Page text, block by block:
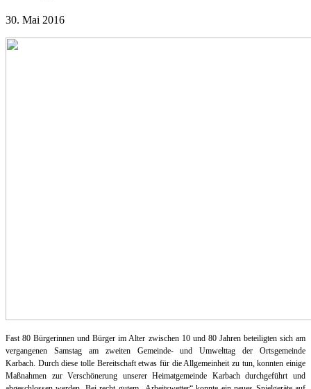
30. Mai 2016
Fast 80 Bürgerinnen und Bürger im Alter zwischen 10 und 80 Jahren beteiligten sich am
vergangenen Samstag am zweiten Gemeinde- und Umwelttag der Ortsgemeinde
Karbach. Durch diese tolle Bereitschaft etwas für die Allgemeinheit zu tun, konnten einige
Maßnahmen zur Verschönerung unserer Heimatgemeinde Karbach durchgeführt und